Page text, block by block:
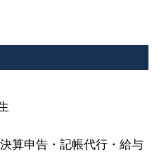
算申告・記帳代行・給与